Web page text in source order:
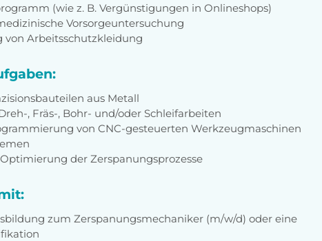
(wie z. B. Vergünstigungen in Onlineshops)
Vorsorgeuntersuchung
von Arbeitsschutzkleidung
aus Metall
, Fräs-, Bohr- und/oder Schleifarbeiten
von CNC-gesteuerten Werkzeugmaschinen
der Zerspanungsprozesse
zum Zerspanungsmechaniker (m/w/d) oder eine